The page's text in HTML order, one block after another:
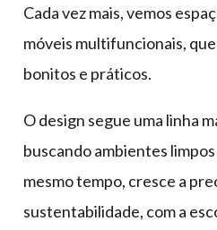
Cada vez mais, vemos
móveis multifuncionais,
bonitos e práticos.
O design segue uma linha
buscando ambientes
mesmo tempo, cresce a
sustentabilidade, com a